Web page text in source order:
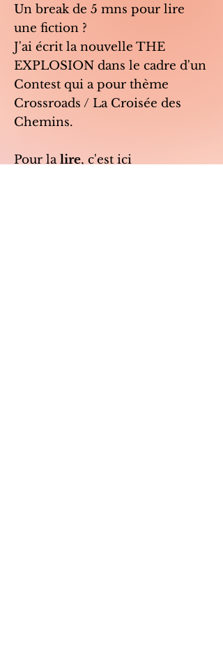
Un break de 5 mns pour lire
une fiction ?
J'ai écrit la nouvelle THE
EXPLOSION dans le cadre d'un
Contest qui a pour thème
Crossroads / La Croisée des
Chemins.
Pour lalire, c'est ici